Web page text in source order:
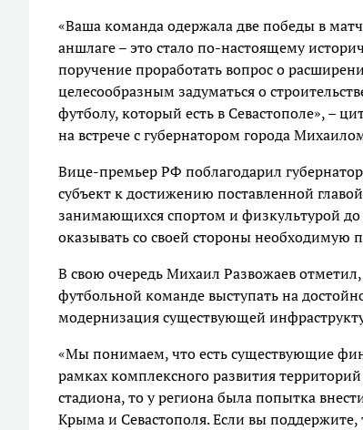
«Ваша команда одержала две победы в
аншлаге – это стало по-настоящему
поручение проработать вопрос о
целесообразным задуматься о
футболу, который есть в Севастополе», –
на встрече с губернатором города
Вице-премьер РФ поблагодарил
субъект к достижению поставленной
занимающихся спортом и физкультурой до
оказывать со своей стороны
В свою очередь Михаил Развожаев
футбольной команде выступать на
модернизация существующей
«Мы понимаем, что есть существующие
рамках комплексного развития
стадиона, то у региона была попытка
Крыма и Севастополя. Если вы